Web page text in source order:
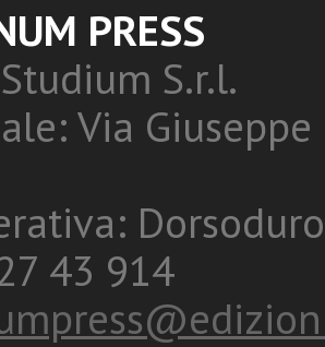
PRESS
S.r.l.
Via
43 914